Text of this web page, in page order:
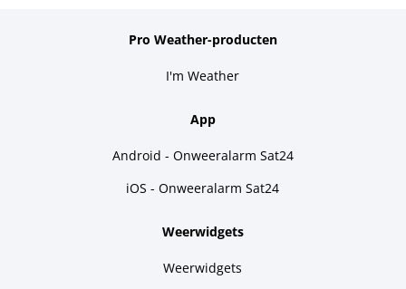
Pro Weather-producten
I'm Weather
App
Android - Onweeralarm Sat24
iOS - Onweeralarm Sat24
Weerwidgets
Weerwidgets